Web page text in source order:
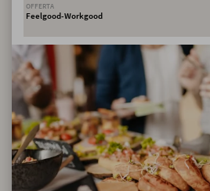
OFFERTA
Feelgood-Workgood